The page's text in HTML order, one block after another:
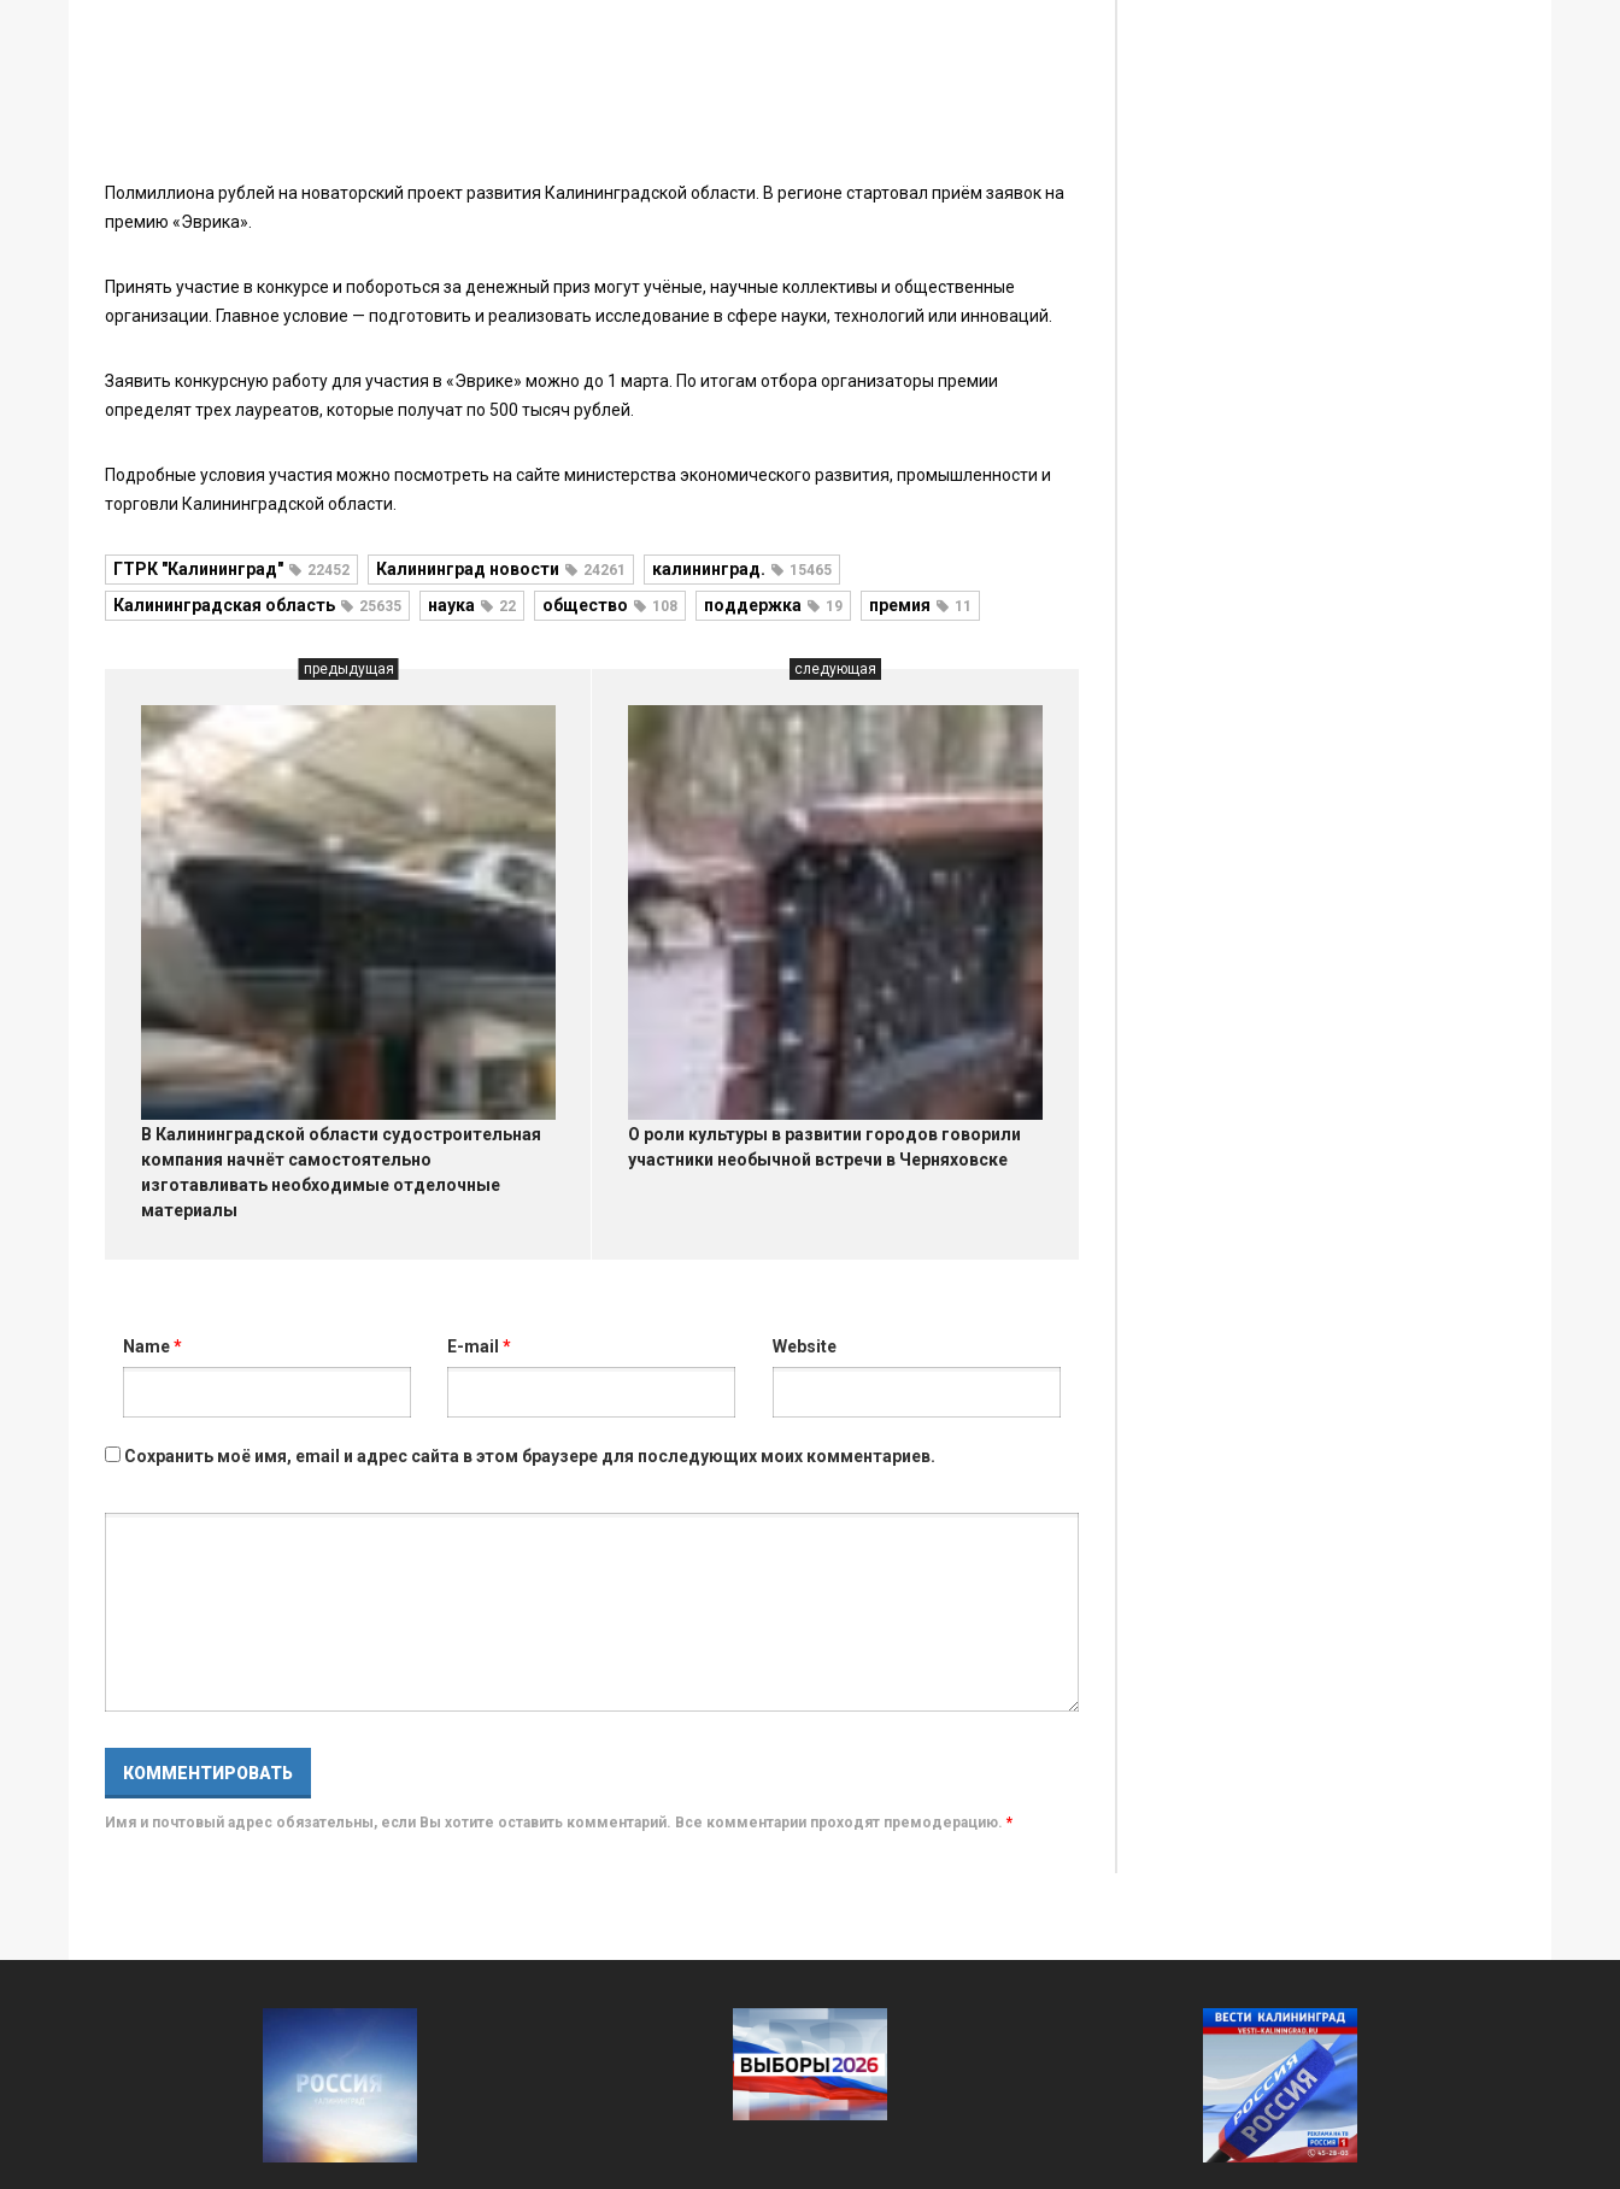
Полмиллиона рублей на новаторский проект развития Калининградской области. В регионе стартовал приём заявок на
премию «Эврика».
Принять участие в конкурсе и побороться за денежный приз могут учёные, научные коллективы и общественные
организации. Главное условие — подготовить и реализовать исследование в сфере науки, технологий или инноваций.
Заявить конкурсную работу для участия в «Эврике» можно до 1 марта. По итогам отбора организаторы премии
определят трех лауреатов, которые получат по 500 тысяч рублей.
Подробные условия участия можно посмотреть на сайте министерства экономического развития, промышленности и
торговли Калининградской области.
ГТРК "Калининград" 22452 Калининград новости 24261 калининград. 15465
Калининградская область 25635 наука 22 общество 108 поддержка 19 премия 11
предыдущая
В Калининградской области судостроительная
компания начнёт самостоятельно
изготавливать необходимые отделочные
материалы
следующая
О роли культуры в развитии городов говорили
участники необычной встречи в Черняховске
Name* E-mail* Website
Сохранить моё имя, email и адрес сайта в этом браузере для последующих моих комментариев.
Имя и почтовый адрес обязательны, если Вы хотите оставить комментарий. Все комментарии проходят премодерацию. *